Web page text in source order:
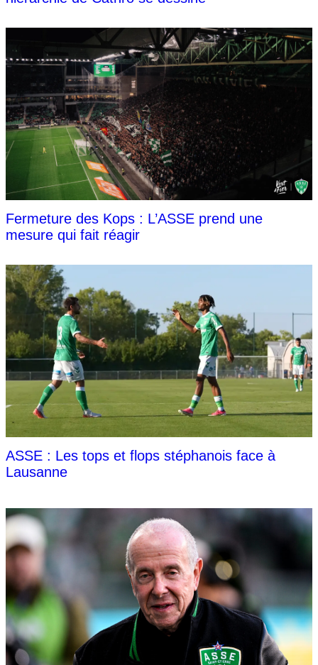
Fermeture des Kops : L’ASSE prend une
mesure qui fait réagir
ASSE : Les tops et flops stéphanois face à
Lausanne